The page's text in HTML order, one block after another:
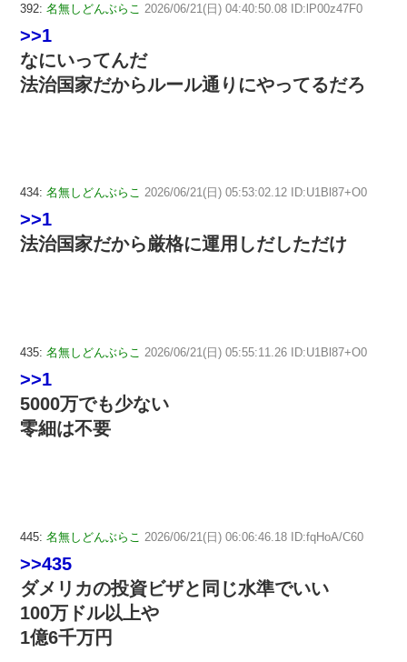
392: 名無しどんぶらこ 2026/06/21(日) 04:40:50.08 ID:lP00z47F0
>>1
なにいってんだ
法治国家だからルール通りにやってるだろ
434: 名無しどんぶらこ 2026/06/21(日) 05:53:02.12 ID:U1Bl87+O0
>>1
法治国家だから厳格に運用しだしただけ
435: 名無しどんぶらこ 2026/06/21(日) 05:55:11.26 ID:U1Bl87+O0
>>1
5000万でも少ない
零細は不要
445: 名無しどんぶらこ 2026/06/21(日) 06:06:46.18 ID:fqHoA/C60
>>435
ダメリカの投資ビザと同じ水準でいい
100万ドル以上や
1億6千万円